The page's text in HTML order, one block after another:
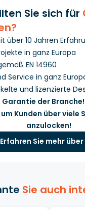
Sie sich für
über 10 Jahren
in ganz Europa
EN 14960
Service in ganz
und lizenzierte
der Branche!
Kunden über viele
anzulocken!
Erfahren Sie mehr über
Sie auch